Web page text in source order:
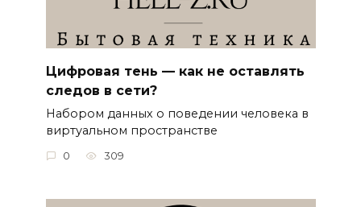
Цифровая тень — как не оставлять
следов в сети?
Набором данных о поведении человека в
виртуальном пространстве
0 309